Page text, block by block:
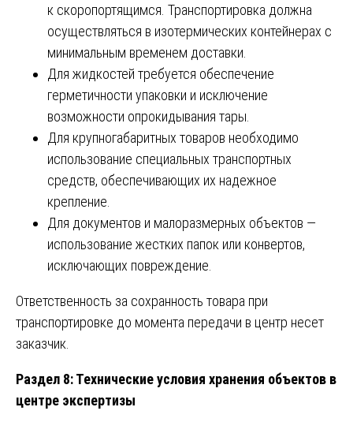
к скоропортящимся. Транспортировка должна
осуществляться в изотермических контейнерах с
минимальным временем доставки.
Для жидкостей требуется обеспечение
герметичности упаковки и исключение
возможности опрокидывания тары.
Для крупногабаритных товаров необходимо
использование специальных транспортных
средств, обеспечивающих их надежное
крепление.
Для документов и малоразмерных объектов —
использование жестких папок или конвертов,
исключающих повреждение.
Ответственность за сохранность товара при
транспортировке до момента передачи в центр несет
заказчик.
Раздел 8: Технические условия хранения объектов в
центре экспертизы